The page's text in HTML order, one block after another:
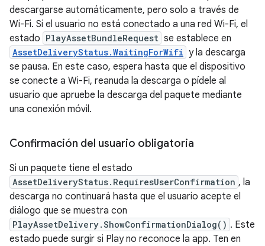
descargarse automáticamente, pero solo a través de
Wi-Fi. Si el usuario no está conectado a una red Wi-Fi, el
estado PlayAssetBundleRequest se establece en
AssetDeliveryStatus.WaitingForWifi y la descarga
se pausa. En este caso, espera hasta que el dispositivo
se conecte a Wi-Fi, reanuda la descarga o pídele al
usuario que apruebe la descarga del paquete mediante
una conexión móvil.
Confirmación del usuario obligatoria
Si un paquete tiene el estado
AssetDeliveryStatus.RequiresUserConfirmation , la
descarga no continuará hasta que el usuario acepte el
diálogo que se muestra con
PlayAssetDelivery.ShowConfirmationDialog() . Este
estado puede surgir si Play no reconoce la app. Ten en